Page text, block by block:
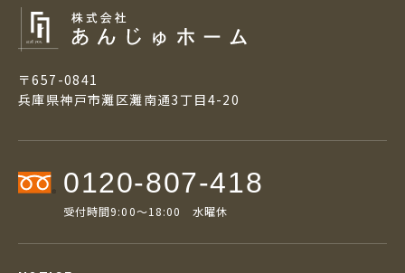
〒657-0841
兵庫県神戸市灘区灘南通3丁目4-20
0120-807-418
受付時間9:00～18:00 水曜休